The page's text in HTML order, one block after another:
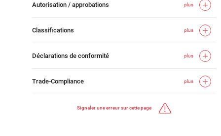
Autorisation / approbations plus
Classifications plus
Déclarations de conformité plus
Trade-Compliance plus
Signaler une erreur sur cette page